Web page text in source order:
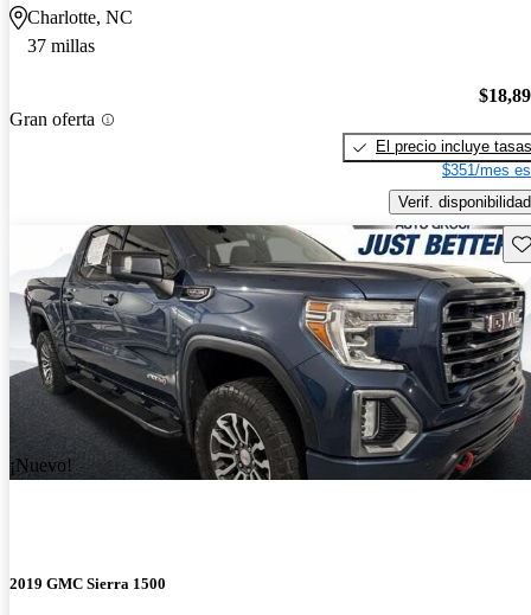
Charlotte, NC
37 millas
Gran oferta
El precio incluye tasas
$351/mes
Verif. disponibilidad
¡Nuevo!
2019 GMC Sierra 1500